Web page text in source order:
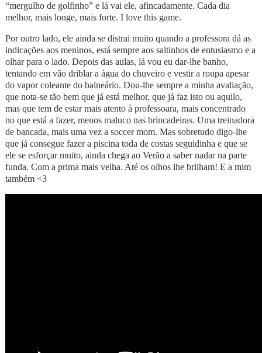
“mergulho de golfinho” e lá vai ele, afincadamente. Cada dia
melhor, mais longe, mais forte. I love this game.
Por outro lado, ele ainda se distrai muito quando a professora dá as
indicações aos meninos, está sempre aos saltinhos de entusiasmo e a
olhar para o lado. Depois das aulas, lá vou eu dar-lhe banho,
tentando em vão driblar a água do chuveiro e vestir a roupa apesar
do vapor coleante do balneário. Dou-lhe sempre a minha avaliação,
que nota-se tão bem que já está melhor, que já faz isto ou aquilo,
mas que tem de estar mais atento à professoara, mais concentrado
no que está a fazer, menos maluco nas brincadeiras. Uma treinadora
de bancada, mais uma vez a soccer mom. Mas sobretudo digo-lhe
que já consegue fazer a piscina toda de costas seguidinha e que se
ele se esforçar muito, ainda chega ao Verão a saber nadar na parte
funda. Com a prima mais velha. Até os olhos lhe brilham! E a mim
também <3